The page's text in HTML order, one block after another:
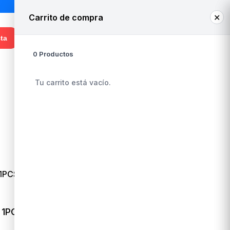
¡Hola! Ingresa o regístrate
Carrito de compra ✕
0 Productos
Tu carrito está vacío.